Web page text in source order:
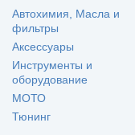
Автохимия, Масла и
фильтры
Аксессуары
Инструменты и
оборудование
МОТО
Тюнинг